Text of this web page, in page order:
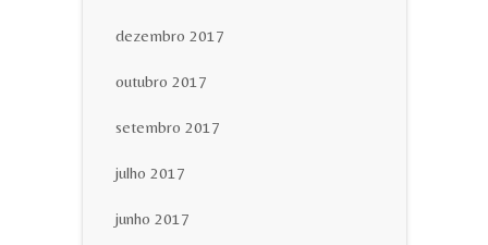
dezembro 2017
outubro 2017
setembro 2017
julho 2017
junho 2017